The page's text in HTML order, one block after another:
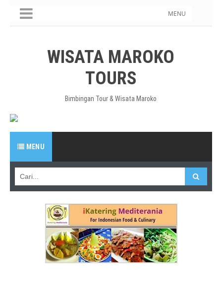
MENU
WISATA MAROKO
TOURS
Bimbingan Tour & Wisata Maroko
MENU